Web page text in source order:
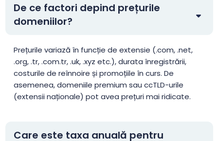
.web.tr $2.01 $1.94
.aaa.pro $156.25 $153.13 $150.00
.abogado $26.00 $25.00 $23.60
De ce factori depind prețurile
domeniilor?
Prețurile variază în funcție de extensie (.com, .net,
.org, .tr, .com.tr, .uk, .xyz etc.), durata înregistrării,
costurile de reînnoire și promoțiile în curs. De
asemenea, domeniile premium sau ccTLD-urile
(extensii naționale) pot avea prețuri mai ridicate.
Care este taxa anuală pentru